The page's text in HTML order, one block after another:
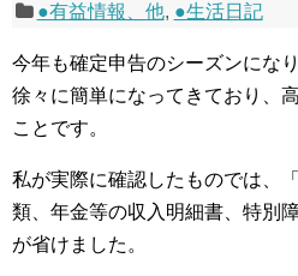
●有益情報、他, ●生活日記
今年も確定申告のシーズンにな
徐々に簡単になってきており、
ことです。
私が実際に確認したものでは、
類、年金等の収入明細書、特別
が省けました。